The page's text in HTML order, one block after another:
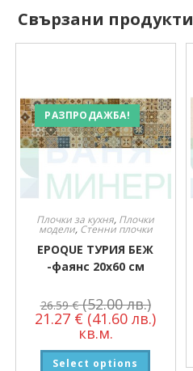
Свързани продукти
РАЗПРОДАЖБА!
Плочки за кухня, Плочки
модели, Стенни плочки
EPOQUE ТУРИЯ БЕЖ
-фаянс 20х60 см
26.59€ (52.00 лв.)
21.27 € (41.60 лв.)
кв.м.
Select options